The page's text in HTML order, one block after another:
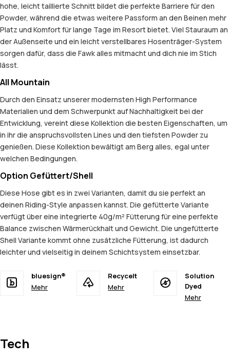
hohe, leicht taillierte Schnitt bildet die perfekte Barriere für den
Powder, während die etwas weitere Passform an den Beinen mehr
Platz und Komfort für lange Tage im Resort bietet. Viel Stauraum an
der Außenseite und ein leicht verstellbares Hosenträger-System
sorgen dafür, dass die Fawk alles mitmacht und dich nie im Stich
lässt.
All Mountain
Durch den Einsatz unserer modernsten High Performance
Materialien und dem Schwerpunkt auf Nachhaltigkeit bei der
Entwicklung, vereint diese Kollektion die besten Eigenschaften, um
in ihr die anspruchsvollsten Lines und den tiefsten Powder zu
genießen. Diese Kollektion bewältigt am Berg alles, egal unter
welchen Bedingungen.
Option Gefüttert/Shell
Diese Hose gibt es in zwei Varianten, damit du sie perfekt an
deinen Riding-Style anpassen kannst. Die gefütterte Variante
verfügt über eine integrierte 40g/m² Fütterung für eine perfekte
Balance zwischen Wärmerückhalt und Gewicht. Die ungefütterte
Shell Variante kommt ohne zusätzliche Fütterung, ist dadurch
leichter und vielseitig in deinem Schichtsystem einsetzbar.
bluesign®
Mehr
Recycelt
Mehr
Solution
Dyed
Mehr
Tech